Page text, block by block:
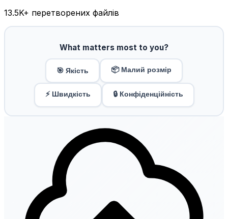
13.5K+ перетворених файлів
What matters most to you?
🎯 Якість 📦 Малий розмір
⚡ Швидкість 🔒 Конфіденційність